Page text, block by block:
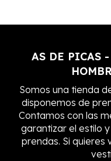
AS DE PICAS
Somos una tienda
disponemos de
Contamos con las
garantizar el estilo
prendas. Si quieres